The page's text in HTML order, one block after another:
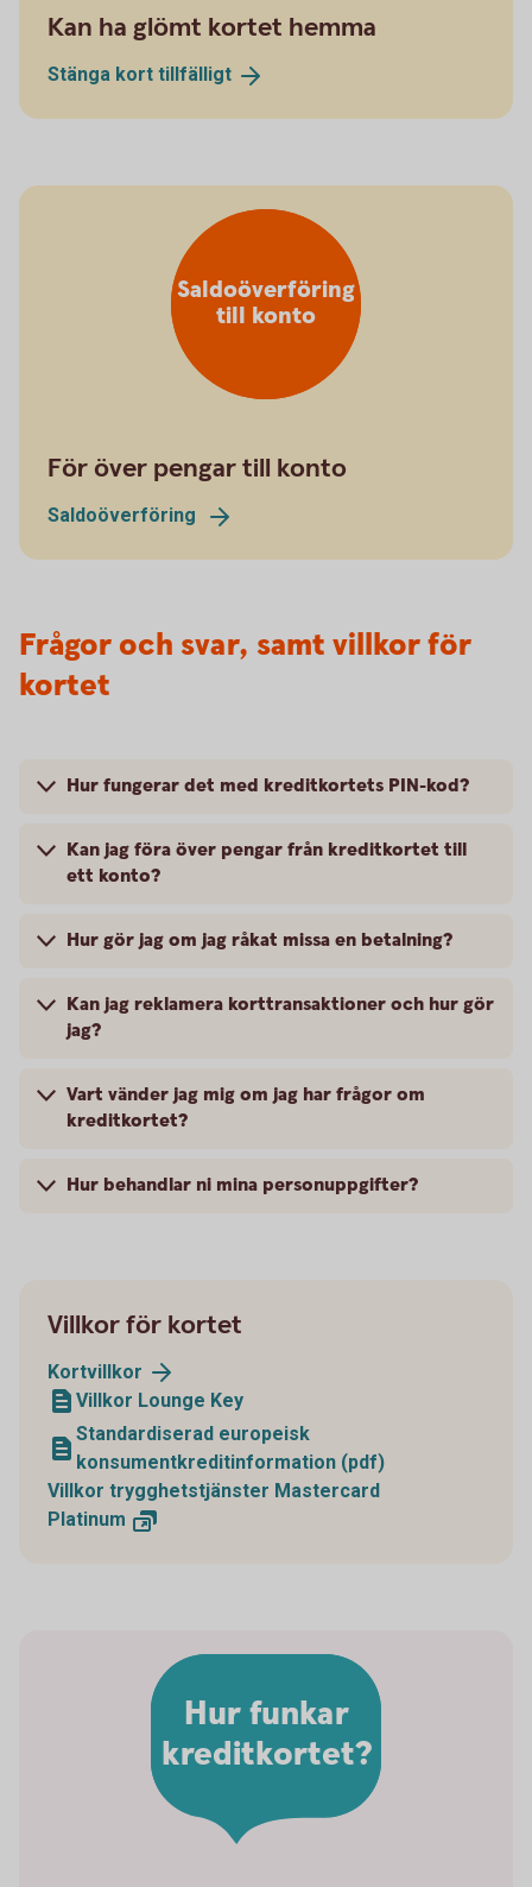
Kan ha glömt kortet hemma
Stänga kort tillfälligt
Saldoöverföring
till konto
För över pengar till konto
Saldoöverföring
Frågor och svar, samt villkor för
kortet
Hur fungerar det med kreditkortets PIN-kod?
Kan jag föra över pengar från kreditkortet till
ett konto?
Hur gör jag om jag råkat missa en betalning?
Kan jag reklamera korttransaktioner och hur gör
jag?
Vart vänder jag mig om jag har frågor om
kreditkortet?
Hur behandlar ni mina personuppgifter?
Villkor för kortet
Kortvillkor
Villkor Lounge Key
Standardiserad europeisk
konsumentkreditinformation (pdf)
Villkor trygghetstjänster Mastercard
Platinum
Hur funkar
kreditkortet?